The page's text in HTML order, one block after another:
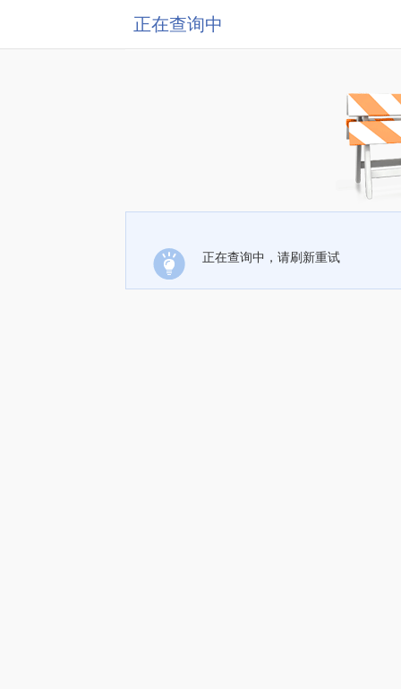
正在查询中
正在查询中，请刷新重试